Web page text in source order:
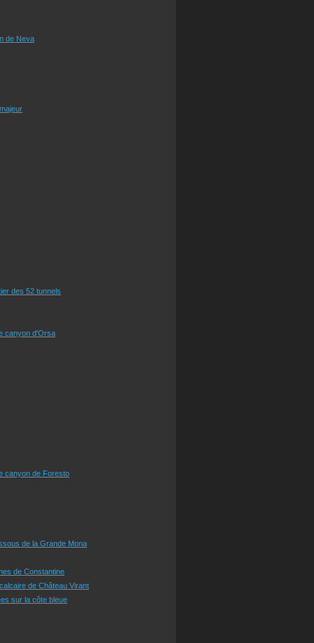
de Neva
des 52 tunnels
canyon d'Orsa
canyon de Foresto
de la Grande Mona
de Constantine
de Château Virant
sur la côte bleue